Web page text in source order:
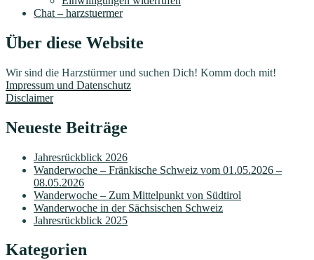
Chat – harzstuermer
Über diese Website
Wir sind die Harzstürmer und suchen Dich! Komm doch mit!
Impressum und Datenschutz
Disclaimer
Neueste Beiträge
Jahresrückblick 2026
Wanderwoche – Fränkische Schweiz vom 01.05.2026 –
08.05.2026
Wanderwoche – Zum Mittelpunkt von Südtirol
Wanderwoche in der Sächsischen Schweiz
Jahresrückblick 2025
Kategorien